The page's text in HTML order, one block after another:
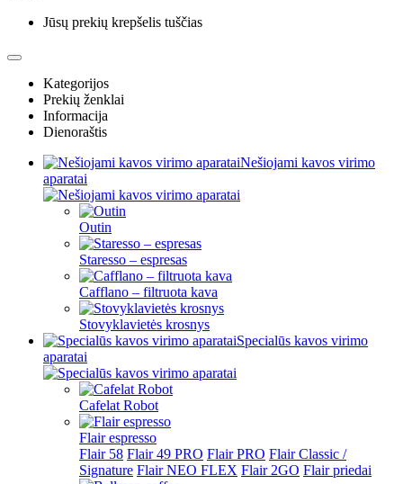
Jūsų prekių krepšelis tuščias
Kategorijos
Prekių ženklai
Informacija
Dienoraštis
Nešiojami kavos virimo
aparatai
Outin
Staresso – espresas
Cafflano – filtruota kava
Stovyklavietės krosnys
Specialūs kavos virimo
aparatai
Cafelat Robot
Flair espresso
Flair 58 Flair 49 PRO Flair PRO Flair Classic /
Signature Flair NEO FLEX Flair 2GO Flair priedai